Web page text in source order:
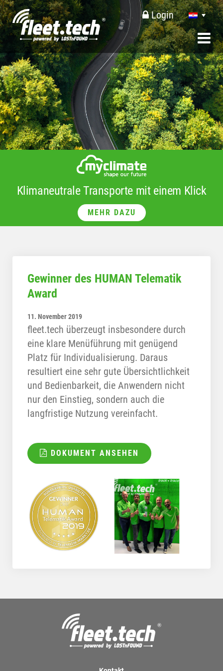
Login
Klimaneutrale Transporte mit einem Klick
MEHR DAZU
Gewinner des HUMAN Telematik
Award
11. November 2019
fleet.tech überzeugt insbesondere durch
eine klare Menüführung mit genügend
Platz für Individualisierung. Daraus
resultiert eine sehr gute Übersichtlichkeit
und Bedienbarkeit, die Anwendern nicht
nur den Einstieg, sondern auch die
langfristige Nutzung vereinfacht.
DOKUMENT ANSEHEN